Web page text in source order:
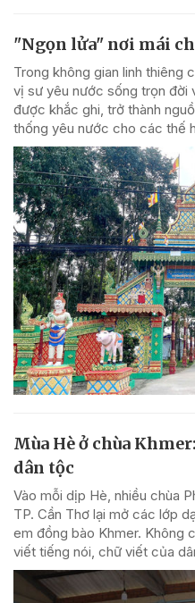
"Ngọn lửa" nơi mái
Trong không gian linh thiêng
vị sư yêu nước sống trọn đời
được khắc ghi, trở thành
thống yêu nước cho các thế
Mùa Hè ở chùa
dân tộc
Vào mỗi dịp Hè, nhiều chùa
TP. Cần Thơ lại mở các lớp
em đồng bào Khmer. Không
viết tiếng nói, chữ viết của